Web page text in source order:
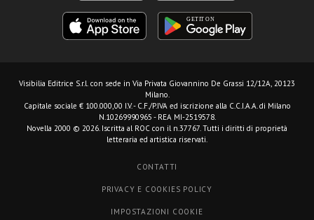
Visibilia Editrice S.r.l. con sede in Via Privata Giovannino De Grassi 12/12A, 20123
Milano.
Capitale sociale € 100.000,00 I.V. - C.F./P.IVA ed iscrizione alla C.C.I.A.A. di Milano
N.10269990965 - REA MI-2519578.
Novella 2000 © 2026. Iscritta al ROC con il n.37767. Tutti i diritti di proprietà
letteraria ed artistica riservati.
CONTATTI
PRIVACY E COOKIES POLICY
IMPOSTAZIONI COOKIE